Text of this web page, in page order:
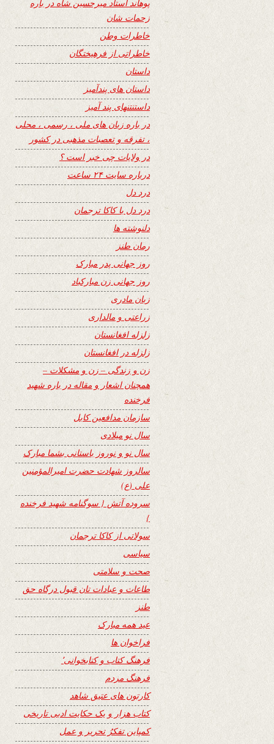
پوهاند استاد میرحسین شاه در باره
زحمات شان
خاطرات وطن
خاطراتی از فرهیختگان
داستان
داستان های پندآمیز
داستنتنهای پند آمیز
در باره زبان های ملی ، رسمی ، محلی
، تفرقه و تعصبات مذهبی در کشور
در ولایات چی خبر است ؟
درباره سایت ۲۴ ساعت
درد دل
درد دل با کاکا ترجمان
دلنوشته ها
رمان طنز
روز جهانی پدر مبارک
روز جهانی زن مبارکباد
زبان مادری
زراعتی و مالداری
زلزله افغانستان
زلزله در افغانستان
زن و زندگی – زن و مشکلات –
همچنان اشعار و مقاله در باره شهید
فرخنده
سازمان مدافعین کابل
سال نو میلادی
سال نو و نوروز باستانی بشما مبارک
سالروز شهادت حضرت امیرالمؤمنین
علی (ع)
سروده آتش { سوگنامه شهید فرخنده
}
سولاتی از کاکا ترجمان
سیاسی
صحت و سلامتی
طاعات و عبادات تان قبول درگاه حق
طنز
عید همه مبارک
فراخوان ها
فرهنگ کتاب و کتابخوانی٬
فرهنگ مردم
کارتون های عتیق شاهد
کتاب هزار و یک حکایت ادبی تاریخی
کمپاین تفکرُ تحریر و عمل